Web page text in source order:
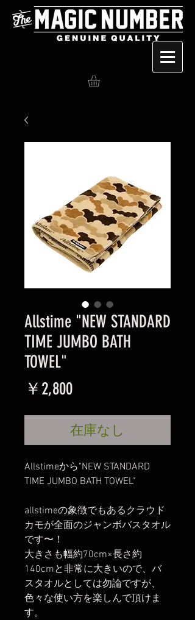
Allstime "NEW STANDARD
TIME JUMBO BATH
TOWEL"
￥2,800価
格
在庫なし
Allstimeから"NEW STANDARD
TIME JUMBO BATH TOWEL"
allstimeの象徴でもあるクラウド
カモが全面のジャンボバスタオル
です〜！
大きさも幅約70cm×長さ約
140cmと非常に大きいので、バ
スタオルとしては勿論ですが、
色々な使い方を楽しんで頂けま
す。